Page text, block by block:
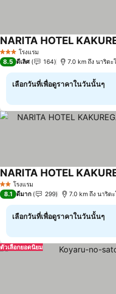
3 ดาว โรงแรม
NARITA HOTEL
8.5 ดีเลิศ 164 7.0 km ถึง นาริต
เลือกวันที่เพื่อดูราคาในวันนั้นๆ
2 ดาวโรงแรม
ดูราคา
8.1 ดีมาก 299 7.0 km ถึง นาริต
เลือกวันที่เพื่อดูราคาในวันนั้นๆ
ตัวเลือกยอดนิยม